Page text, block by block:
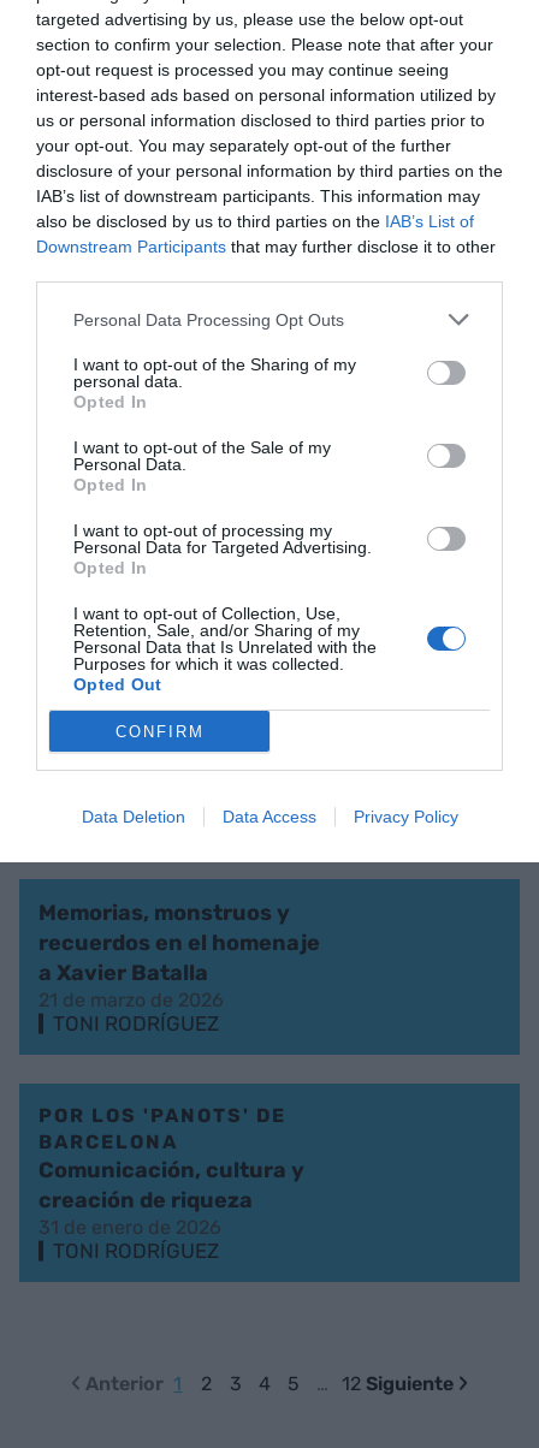
targeted advertising by us, please use the below opt-out
section to confirm your selection. Please note that after your
opt-out request is processed you may continue seeing
interest-based ads based on personal information utilized by
us or personal information disclosed to third parties prior to
your opt-out. You may separately opt-out of the further
disclosure of your personal information by third parties on the
IAB’s list of downstream participants. This information may
also be disclosed by us to third parties on the IAB’s List of
Downstream Participants that may further disclose it to other
Personal Data Processing Opt Outs
I want to opt-out of the Sharing of my
personal data.
Opted In
I want to opt-out of the Sale of my
Personal Data.
Opted In
I want to opt-out of processing my
Personal Data for Targeted Advertising.
Opted In
I want to opt-out of Collection, Use,
Retention, Sale, and/or Sharing of my
Personal Data that Is Unrelated with the
Purposes for which it was collected.
Opted Out
CONFIRM
Data Deletion Data Access Privacy Policy
ARTÍCULOS PUBLICADOS
¿Tendríamos Sagrada
Familia si no tuviéramos
turismo?
18 de julio de 2026
TONI RODRÍGUEZ
El lenguaje no verbal, un
chino y un indio en el
Cercle d'Economia
5 de junio de 2026
TONI RODRÍGUEZ
Dircom - Cercle
d’Economia, una comida de
10 de mayo de 2026
TONI RODRÍGUEZ
Más consenso y menos
quejarse
TONI RODRÍGUEZ
Memorias, monstruos y
recuerdos en el homenaje
a Xavier Batalla
21 de marzo de 2026
TONI RODRÍGUEZ
POR LOS 'PANOTS' DE
BARCELONA
Comunicación, cultura y
creación de riqueza
31 de enero de 2026
TONI RODRÍGUEZ
Anterior 1 2 3 4 5 … 12 Siguiente